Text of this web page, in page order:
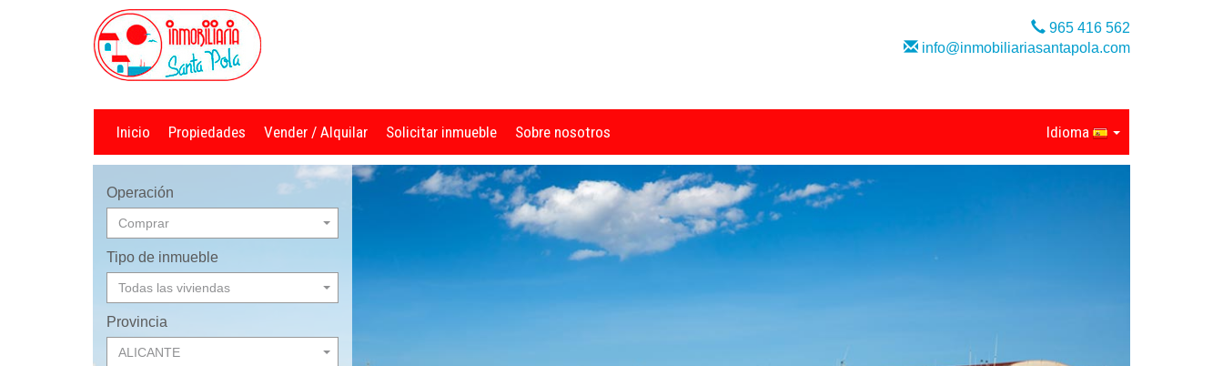
965 416 562
info@inmobiliariasantapola.com
Inicio Propiedades Vender / Alquilar Solicitar inmueble Sobre nosotros Idioma
Operación
Comprar
Tipo de inmueble
Todas las viviendas
Provincia
ALICANTE